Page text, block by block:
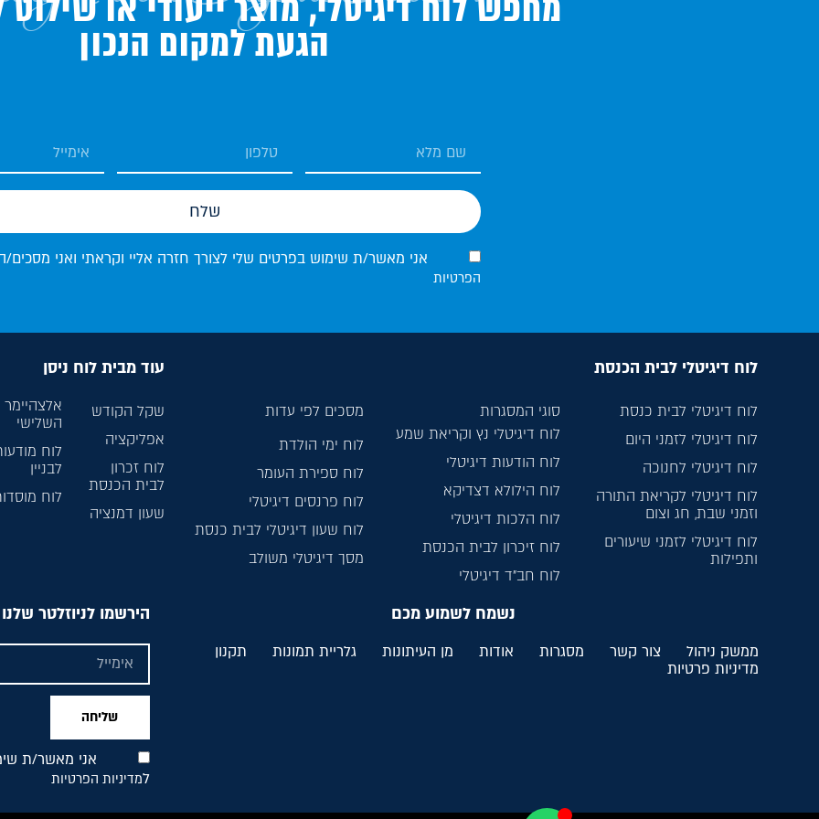
הגעת למקום הנכון
אני מאשר/ת שימוש בפרטים שלי לצורך חזרה אליי וקראתי ואני מסכים/
הפרטיות
שלח
לוח דיגיטלי לבית הכנסת
לוח דיגיטלי לבית כנסת סוגי המסגרות
מסכים לפי עדות
לוח דיגיטלי לזמני היום
לוח דיגיטלי לחנוכה
לוח דיגיטלי לקריאת התורה
וזמני שבת, חג וצום
לוח דיגיטלי לזמני שיעורים
ותפילות
לוח דיגיטלי נץ וקריאת שמע
לוח הודעות דיגיטלי
לוח הילולא דצדיקא
לוח הלכות דיגיטלי
לוח זיכרון לבית הכנסת
לוח חב”ד דיגיטלי
לוח ימי הולדת
לוח ספירת העומר
לוח פרנסים דיגיטלי
לוח שעון דיגיטלי לבית כנסת
מסך דיגיטלי משולב
עוד מבית לוח ניסן
שקל הקודש
אפליקציה
לוח זכרון
לבית הכנסת
שעון דמנציה
אלצהיימר
השלישי
לוח
לבניין
לוח
נשמח לשמוע מכם
ממשק ניהול צור קשר מסגרות אודות מן העיתונות גלריית תמונות
תקנון
מדיניות פרטיות
הירשמו לניוזלטר שלנו
אני מאשר/ת
למדיניות הפרטיות
שליחה